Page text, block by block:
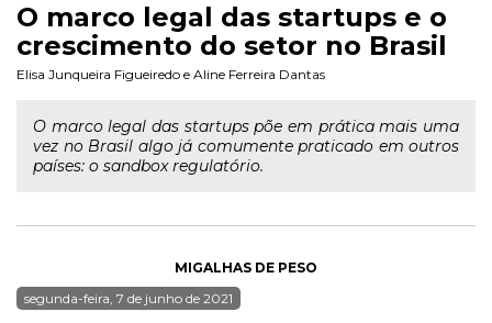
O marco legal das startups e o
crescimento do setor no Brasil
Elisa Junqueira Figueiredo e Aline Ferreira Dantas
O marco legal das startups põe em prática mais uma
vez no Brasil algo já comumente praticado em outros
países: o sandbox regulatório.
MIGALHAS DE PESO
segunda-feira, 7 de junho de 2021